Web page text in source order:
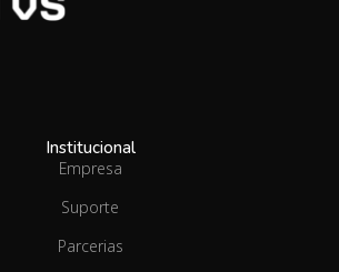
Institucional
Empresa
Suporte
Parcerias